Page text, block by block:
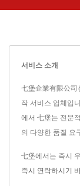
서비스 소개
七堡企業有限公司
작 서비스 업체입
에서 七堡는 전문
의 다양한 품질 요
七堡에서는 즉시
즉시 연락하시기